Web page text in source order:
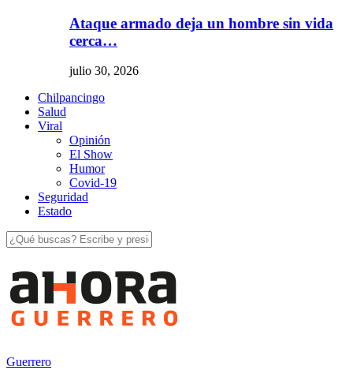
Ataque armado deja un hombre sin vida
cerca…
julio 30, 2026
Chilpancingo
Salud
Viral
Opinión
El Show
Humor
Covid-19
Seguridad
Estado
Guerrero